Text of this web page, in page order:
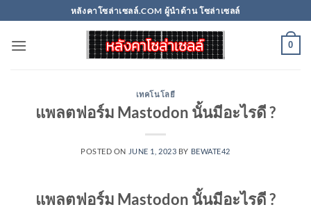
to
content
หลังคาโซล่าเซลล์.COM ผู้นำด้าน โซล่าเซลล์
0
เทคโนโลยี
แพลตฟอร์ม Mastodon นั้นมีอะไรดี ?
POSTED ON JUNE 1, 2023 BY BEWATE42
แพลตฟอร์ม Mastodon นั้นมีอะไรดี ?